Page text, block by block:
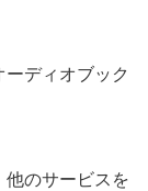
ディオブック
他のサービスを